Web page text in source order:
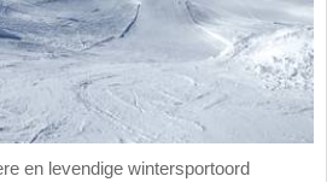
en levendige wintersportoord